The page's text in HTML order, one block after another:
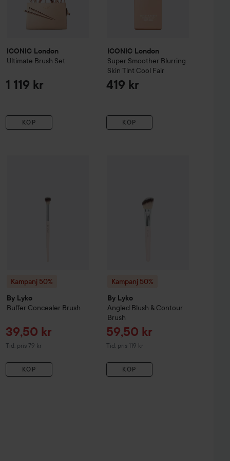
ICONIC London
Ultimate Brush Set
1 119 kr
KÖP
ICONIC London
Super Smoother Blurring
Skin Tint Cool Fair
419 kr
KÖP
Kampanj 50%
By Lyko
Buffer Concealer Brush
Reapris
39,50 kr
Tid. pris 79 kr
Tidigare pris 79 kr
KÖP
Kampanj 50%
By Lyko
Angled Blush & Contour
Brush
Reapris
59,50 kr
Tid. pris 119 kr
Tidigare pris 119 kr
KÖP